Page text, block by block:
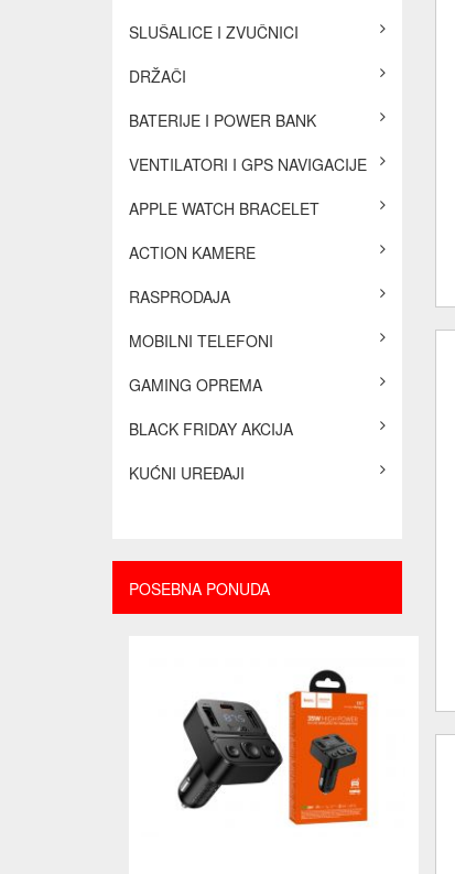
SLUŠALICE I ZVUČNICI
DRŽAČI
BATERIJE I POWER BANK
VENTILATORI I GPS NAVIGACIJE
APPLE WATCH BRACELET
ACTION KAMERE
RASPRODAJA
MOBILNI TELEFONI
GAMING OPREMA
BLACK FRIDAY AKCIJA
KUĆNI UREĐAJI
POSEBNA PONUDA